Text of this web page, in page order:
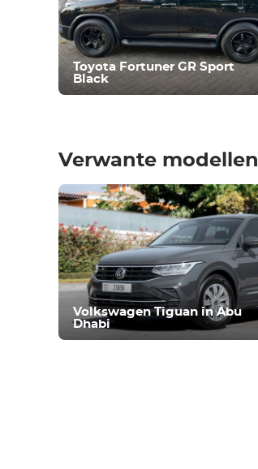
Klimaatbeheersing
Aandrijving
Voorwaarde
Toyota Fortuner GR Sport
Black
Verwante modellen
Volkswagen Tiguan in Abu
Dhabi